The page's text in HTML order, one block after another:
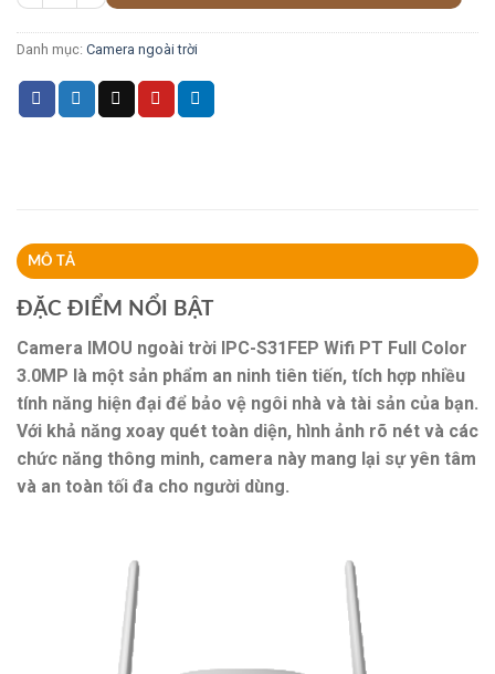
Danh mục: Camera ngoài trời
MÔ TẢ
ĐẶC ĐIỂM NỔI BẬT
Camera IMOU ngoài trời IPC-S31FEP Wifi PT Full Color
3.0MP là một sản phẩm an ninh tiên tiến, tích hợp nhiều
tính năng hiện đại để bảo vệ ngôi nhà và tài sản của bạn.
Với khả năng xoay quét toàn diện, hình ảnh rõ nét và các
chức năng thông minh, camera này mang lại sự yên tâm
và an toàn tối đa cho người dùng.